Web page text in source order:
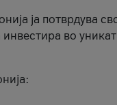
ја потврдува
во